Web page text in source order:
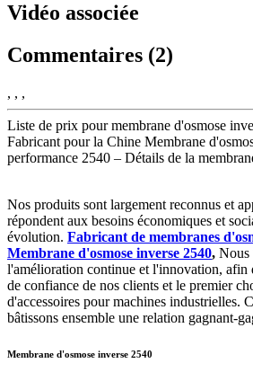
Vidéo associée
Commentaires (2)
, , ,
Liste de prix pour membrane d'osmose
Fabricant pour la Chine Membrane
performance 2540 – Détails de la
Nos produits sont largement reconnus et
répondent aux besoins économiques et
évolution. Fabricant de membranes
Membrane d'osmose inverse 2540, Nous
l'amélioration continue et l'innovation, afin
de confiance de nos clients et le premier
d'accessoires pour machines industrielles.
bâtissons ensemble une relation gagnant-
Membrane d'osmose inverse 2540